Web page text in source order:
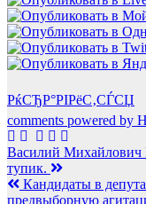
РќСЂР°РІРёС‚СЃСЏ
comments powered by
Навигация
по
Василий Михайлович
тупик.
Кандидаты в
предвыборную